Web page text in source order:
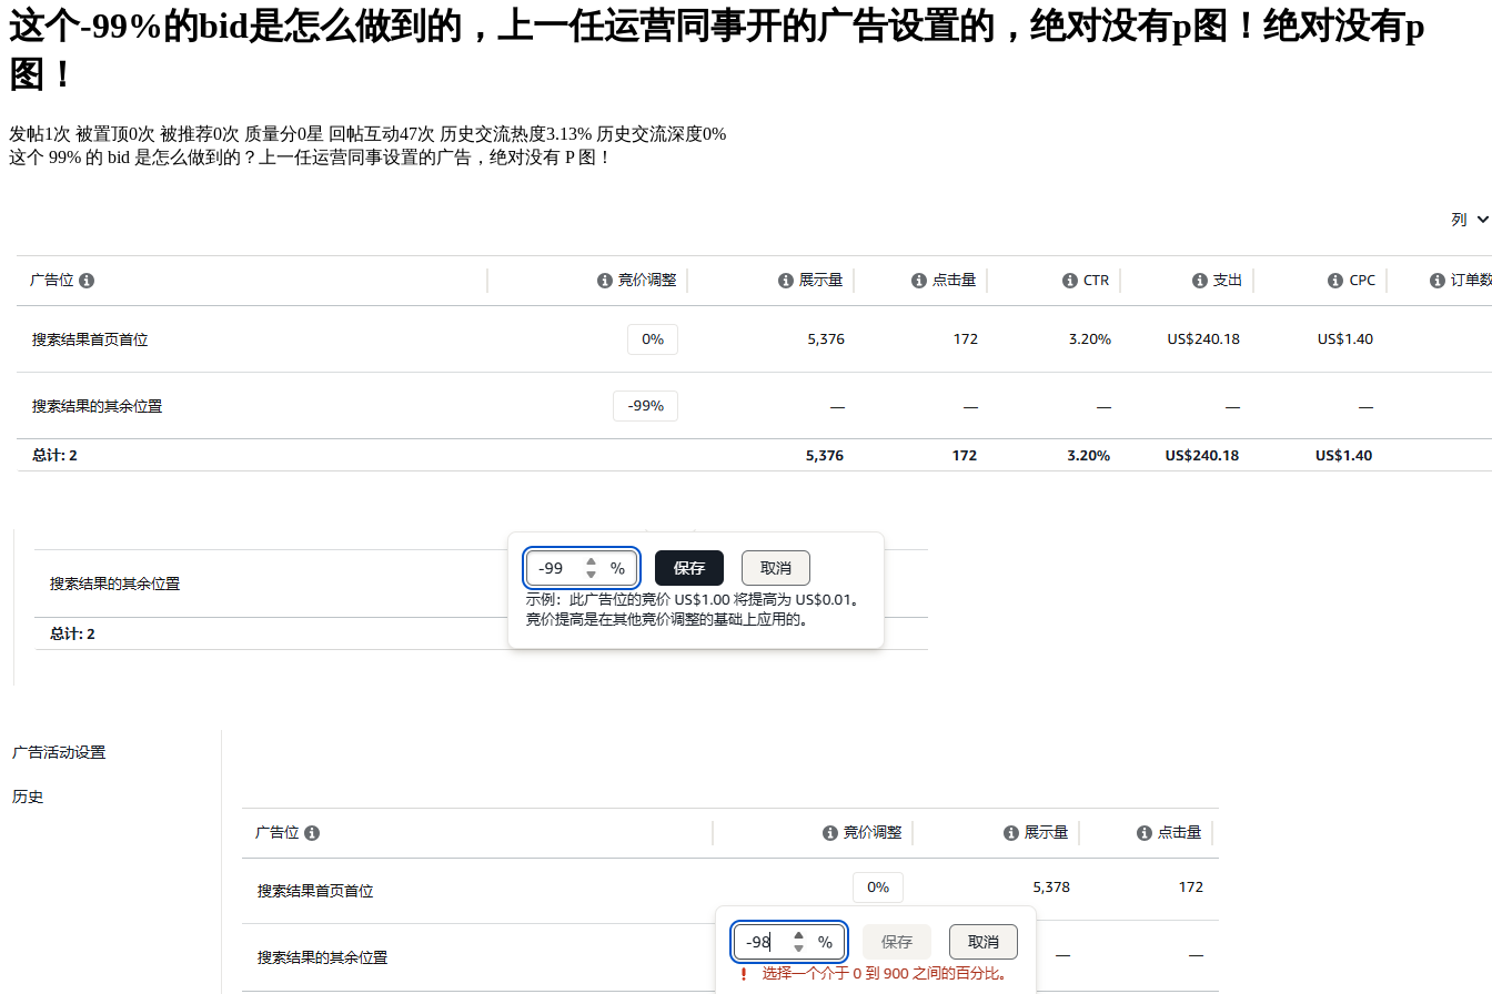
这个-99%的bid是怎么做到的，上一任运营同事开的广告设置的，绝对没有p图！绝对没有p
图！
发帖1次 被置顶0次 被推荐0次 质量分0星 回帖互动47次 历史交流热度3.13% 历史交流深度0%
这个 99% 的 bid 是怎么做到的？上一任运营同事设置的广告，绝对没有 P 图！